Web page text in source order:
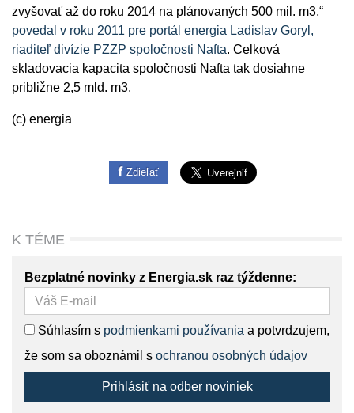
zvyšovať až do roku 2014 na plánovaných 500 mil. m3,“
povedal v roku 2011 pre portál energia Ladislav Goryl,
riaditeľ divízie PZZP spoločnosti Nafta. Celková
skladovacia kapacita spoločnosti Nafta tak dosiahne
približne 2,5 mld. m3.
(c) energia
Zdieľať
K TÉME
Bezplatné novinky z Energia.sk raz týždenne:
Súhlasím s podmienkami používania a potvrdzujem,
že som sa oboznámil s ochranou osobných údajov
Prihlásiť na odber noviniek